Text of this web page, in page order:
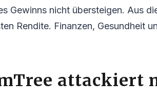
Gewinns nicht übersteigen. Aus
Rendite. Finanzen, Gesundheit
attackiert